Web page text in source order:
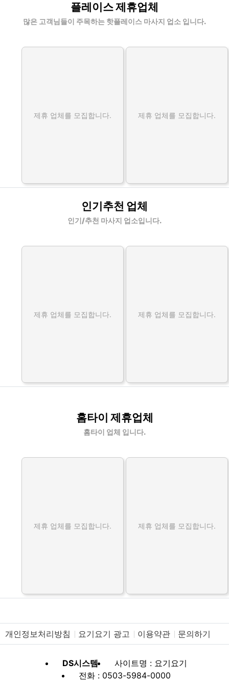
플레이스 제휴업체
많은 고객님들이 주목하는 핫플레이스 마사지 업소 입니다.
제휴 업체를 모집합니다. 제휴 업체를 모집합니다.
인기추천 업체
인기/추천 마사지 업소입니다.
제휴 업체를 모집합니다. 제휴 업체를 모집합니다.
홈타이 제휴업체
홈타이 업체 입니다.
제휴 업체를 모집합니다. 제휴 업체를 모집합니다.
개인정보처리방침 요기요기 광고 이용약관 문의하기
DS시스템
사이트명 : 요기요기
전화 : 0503-5984-0000